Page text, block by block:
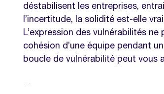
déstabilisent les entreprises,
l’incertitude, la solidité est-elle
L’expression des vulnérabilités
cohésion d’une équipe pendant
boucle de vulnérabilité peut vous
…